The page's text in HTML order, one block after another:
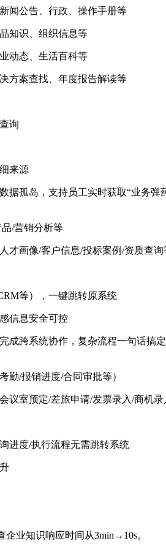
新闻公告、行政、操作手册等
知识、组织信息等
态、生活百科等
方案查找、年度报告解读等
询
详细来源
孤岛，支持员工实时获取“业务弹
品/营销分析等
人才画像/客户信息/投标案例/资质查询
，一键跳转原系统
，敏感信息安全可控
跨系统协作，复杂流程一句话搞定
勤/报销进度/合同审批等）
议室预定/差旅申请/发票录入/商机录
，查询进度/执行流程无需跳转系统
升
企业知识响应时间从3min→10s。